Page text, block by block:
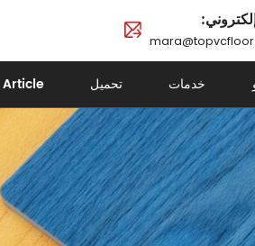
خدمات تحميل Article